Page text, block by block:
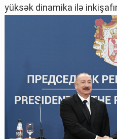
yüksək dinamika ilə